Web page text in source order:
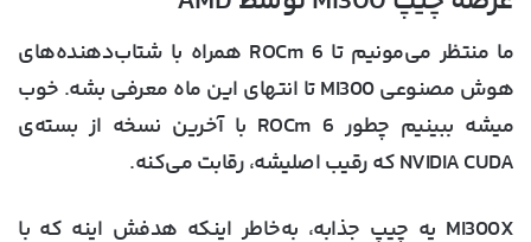
ما منتظر می‌مونیم تا ROCm 6 همراه با شتاب‌دهنده‌های
هوش مصنوعی MI300 تا انتهای این ماه معرفی بشه. خوب
میشه ببینیم چطور ROCm 6 با آخرین نسخه از بسته‌ی
NVIDIA CUDA که رقیب اصلیشه، رقابت می‌کنه.
MI300X یه چیپ جذابه، به‌خاطر اینکه هدفش اینه که با